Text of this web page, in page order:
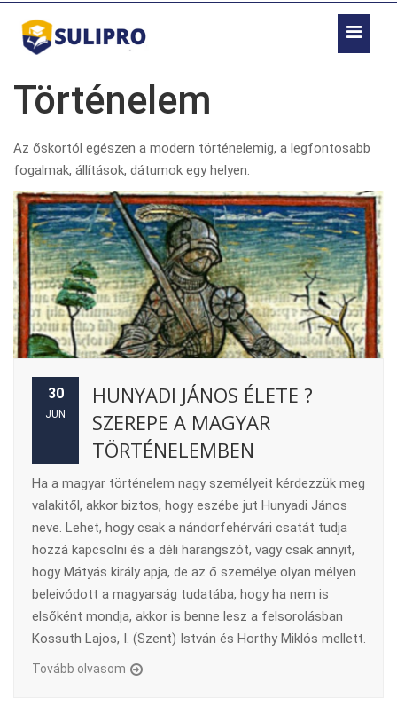
Történelem
Az őskortól egészen a modern történelemig, a legfontosabb
fogalmak, állítások, dátumok egy helyen.
30
JUN
HUNYADI JÁNOS ÉLETE ?
SZEREPE A MAGYAR
TÖRTÉNELEMBEN
Ha a magyar történelem nagy személyeit kérdezzük meg
valakitől, akkor biztos, hogy eszébe jut Hunyadi János
neve. Lehet, hogy csak a nándorfehérvári csatát tudja
hozzá kapcsolni és a déli harangszót, vagy csak annyit,
hogy Mátyás király apja, de az ő személye olyan mélyen
beleivódott a magyarság tudatába, hogy ha nem is
elsőként mondja, akkor is benne lesz a felsorolásban
Kossuth Lajos, I. (Szent) István és Horthy Miklós mellett.
Tovább olvasom